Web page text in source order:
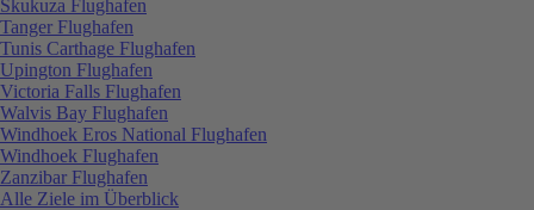
Skukuza Flughafen
Tanger Flughafen
Tunis Carthage Flughafen
Upington Flughafen
Victoria Falls Flughafen
Walvis Bay Flughafen
Windhoek Eros National Flughafen
Windhoek Flughafen
Zanzibar Flughafen
Alle Ziele im Überblick